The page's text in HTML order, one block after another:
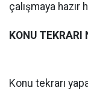
çalışmaya
KONU
Konu tekrarı